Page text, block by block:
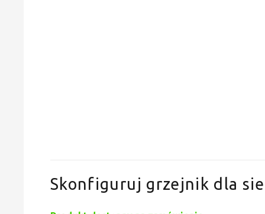
Skonfiguruj grzejnik dla